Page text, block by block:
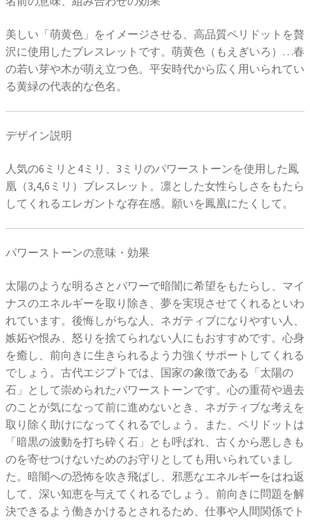
美しい「萌黄色」をイメージさせる、高品質ペリドットを贅
沢に使用したブレスレットです。萌黄色（もえぎいろ）…春
の若い芽や木が萌え立つ色。平安時代から広く用いられてい
る黄緑の代表的な色名。
デザイン説明
人気の6ミリと4ミリ、3ミリのパワーストーンを使用した鳳
凰（3,4,6ミリ）ブレスレット。凛とした女性らしさをもたら
してくれるエレガントな存在感。願いを鳳凰にたくして。
パワーストーンの意味・効果
太陽のような明るさとパワーで暗闇に希望をもたらし、マイ
ナスのエネルギーを取り除き、夢を実現させてくれるといわ
れています。後悔しがちな人、ネガティブになりやすい人、
嫉妬や恨み、怒りを捨てられない人にもおすすめです。心身
を癒し、前向きに生きられるよう力強くサポートしてくれる
でしょう。古代エジプトでは、国家の象徴である「太陽の
石」として崇められたパワーストーンです。心の重荷や過去
のことが気になって前に進めないとき、ネガティブな考えを
取り除く助けになってくれるでしょう。また、ペリドットは
「暗黒の波動を打ち砕く石」とも呼ばれ、古くから悪しきも
のを寄せつけないためのお守りとしても用いられていまし
た。暗闇への恐怖を吹き飛ばし、邪悪なエネルギーをはね返
して、深い知恵を与えてくれるでしょう。前向きに問題を解
決できるよう働きかけるとされるため、仕事や人間関係でト